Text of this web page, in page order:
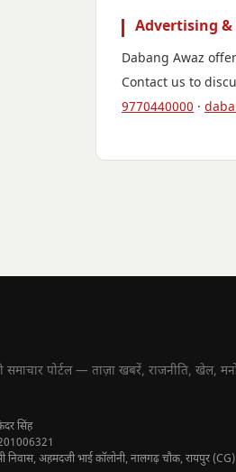
Advertising
Dabang Awaz
Contact us to
9770440000 ·
समाचार पोर्टल — ताज़ा खबरें, राजनीति, खेल,
सिंह
निवास, अहमदजी भाई कॉलोनी, नालगढ़ चौक, रायपुर